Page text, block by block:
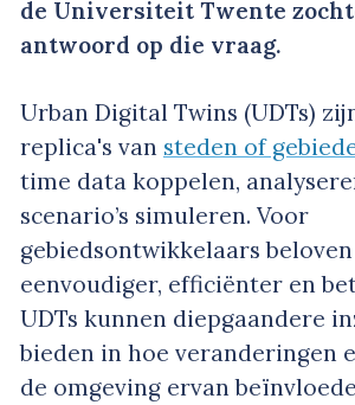
de Universiteit Twente
antwoord op die vraag.
Urban Digital Twins (UDTs)
replica's van steden of
time data koppelen,
scenario’s simuleren. Voor
gebiedsontwikkelaars
eenvoudiger, efficiënter en
UDTs kunnen diepgaandere
bieden in hoe veranderingen
de omgeving ervan